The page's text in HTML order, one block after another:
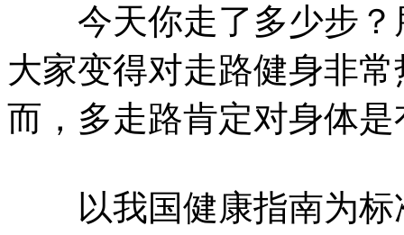
今天你走了多少步？
大家变得对走路健身非
而，多走路肯定对身体
以我国健康指南为标